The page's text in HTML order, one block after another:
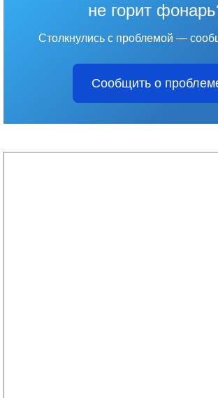
не горит
Столкнулись с проблемой —
Сообщить о